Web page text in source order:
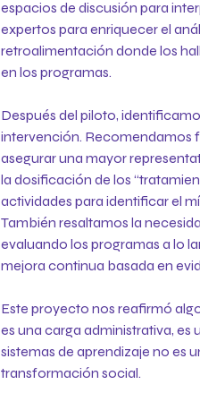
espacios de discusión para
expertos para enriquecer el
retroalimentación donde los
en los programas.
Después del piloto,
intervención. Recomendamos
asegurar una mayor
la dosificación de los
actividades para identificar el
También resaltamos la
evaluando los programas a lo
mejora continua basada en
Este proyecto nos reafirmó
es una carga administrativa, es
sistemas de aprendizaje no es
transformación social.​​​​​​